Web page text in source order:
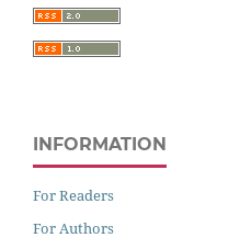
INFORMATION
For Readers
For Authors